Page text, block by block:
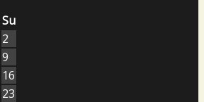
Su
2
9
16
23